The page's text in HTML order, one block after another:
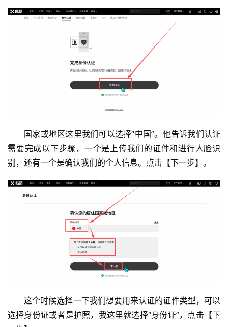
国家或地区这里我们可以选择“中国”。他告诉我们认证
需要完成以下步骤，一个是上传我们的证件和进行人脸识
别，还有一个是确认我们的个人信息。点击【下一步】。
这个时候选择一下我们想要用来认证的证件类型，可以
选择身份证或者是护照，我这里就选择“身份证”，点击【下